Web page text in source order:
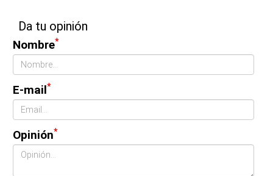
Da tu opinión
Nombre*
E-mail*
Opinión*